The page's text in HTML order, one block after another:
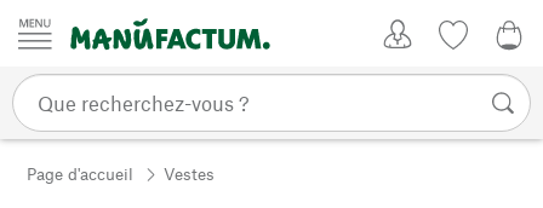
Passer au contenu
Page d'accueil Vestes